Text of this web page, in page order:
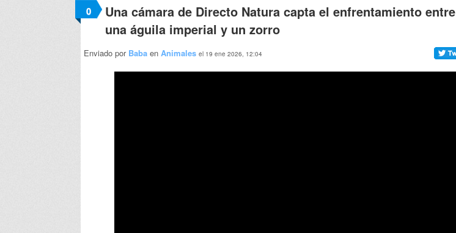
0
Una cámara de Directo Natura capta el enfrentamiento entre
una águila imperial y un zorro
Enviado por Baba en Animales el 19 ene 2026, 12:04